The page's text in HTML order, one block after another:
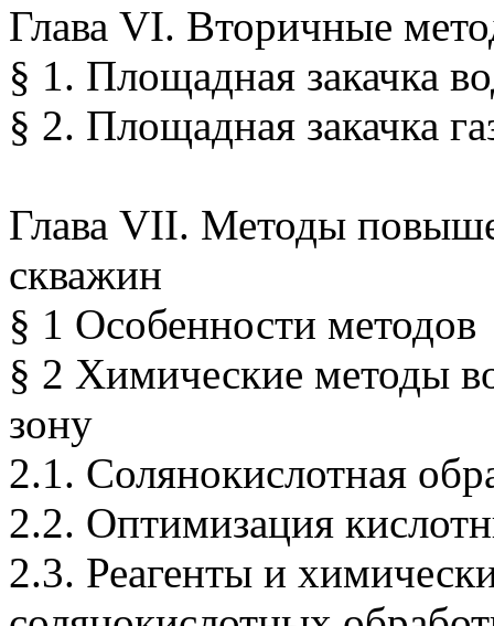
Глава VI. Вторичные
§ 1. Площадная закачка
§ 2. Площадная закачка
Глава VII. Методы
скважин
§ 1 Особенности методов
§ 2 Химические методы
зону
2.1. Солянокислотная
2.2. Оптимизация
2.3. Реагенты и